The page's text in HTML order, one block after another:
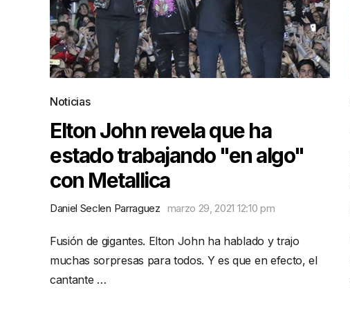
Noticias
Elton John revela que ha
estado trabajando "en algo"
con Metallica
Daniel Seclen Parraguez marzo 29, 2021 12:10 pm
Fusión de gigantes. Elton John ha hablado y trajo
muchas sorpresas para todos. Y es que en efecto, el
cantante …